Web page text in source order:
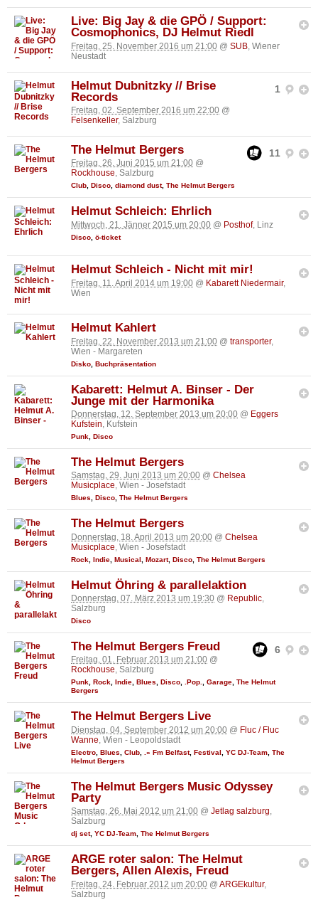
Live: Big Jay & die GPÖ / Support:
Cosmophonics, DJ Helmut Riedl
Freitag, 25. November 2016 um 21:00 @ SUB , Wiener
Neustadt
1
Helmut Dubnitzky // Brise
Records
Freitag, 02. September 2016 um 22:00 @
Felsenkeller, Salzburg
11
The Helmut Bergers
Freitag, 26. Juni 2015 um 21:00 @
Rockhouse, Salzburg
Club, Disco, diamond dust, The Helmut Bergers
Helmut Schleich: Ehrlich
Mittwoch, 21. Jänner 2015 um 20:00 @ Posthof, Linz
Disco ö-ticket
Helmut Schleich - Nicht mit mir!
Freitag, 11. April 2014 um 19:00 @ Kabarett Niedermair,
Wien
Helmut Kahlert
Freitag, 22. November 2013 um 21:00 @ transporter,
Wien - Margareten
Disko Buchpräsentation
Kabarett: Helmut A. Binser - Der
Junge mit der Harmonika
Donnerstag, 12. September 2013 um 20:00 @ Eggers
Kufstein, Kufstein
Punk Disco
The Helmut Bergers
Samstag, 29. Juni 2013 um 20:00 @ Chelsea
Musicplace, Wien - Josefstadt
Blues, Disco, The Helmut Bergers
The Helmut Bergers
Donnerstag, 18. April 2013 um 20:00 @ Chelsea
Musicplace , Wien - Josefstadt
Rock Indie Musical Mozart, Disco The Helmut Bergers
Helmut Öhring & parallelaktion
Donnerstag, 07. März 2013 um 19:30 @ Republic,
Salzburg
Disco
6
The Helmut Bergers Freud
Freitag, 01. Februar 2013 um 21:00 @
Rockhouse, Salzburg
Punk, Rock, Indie, Blues, Disco, .Pop., Garage, The Helmut
Bergers
The Helmut Bergers Live
Dienstag, 04. September 2012 um 20:00 @ Fluc / Fluc
Wanne , Wien - Leopoldstadt
Electro Blues Club .» Fm Belfast, Festival YC DJ-Team The
Helmut Bergers
The Helmut Bergers Music Odyssey
Party
Samstag, 26. Mai 2012 um 21:00 @ Jetlag salzburg,
Salzburg
dj set, YC DJ-Team The Helmut Bergers
ARGE roter salon: The Helmut
Bergers, Allen Alexis, Freud
Freitag, 24. Februar 2012 um 20:00 @ ARGEkultur,
Salzburg